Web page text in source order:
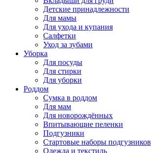
Детские принадлежности
Для мамы
Для ухода и купания
Салфетки
Уход за зубами
Уборка
Для посуды
Для стирки
Для уборки
Роддом
Сумка в роддом
Для мам
Для новорождённых
Впитывающие пеленки
Подгузники
Стартовые наборы подгузников
Одежда и текстиль